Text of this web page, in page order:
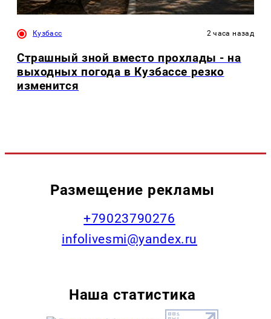
Кузбасс 2 часа назад
Страшный зной вместо прохлады - на
выходных погода в Кузбассе резко
изменится
Размещение рекламы
+79023790276
infolivesmi@yandex.ru
Наша статистика